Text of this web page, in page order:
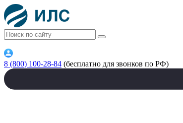
8 (800) 100-28-84 (бесплатно для звонков по РФ)